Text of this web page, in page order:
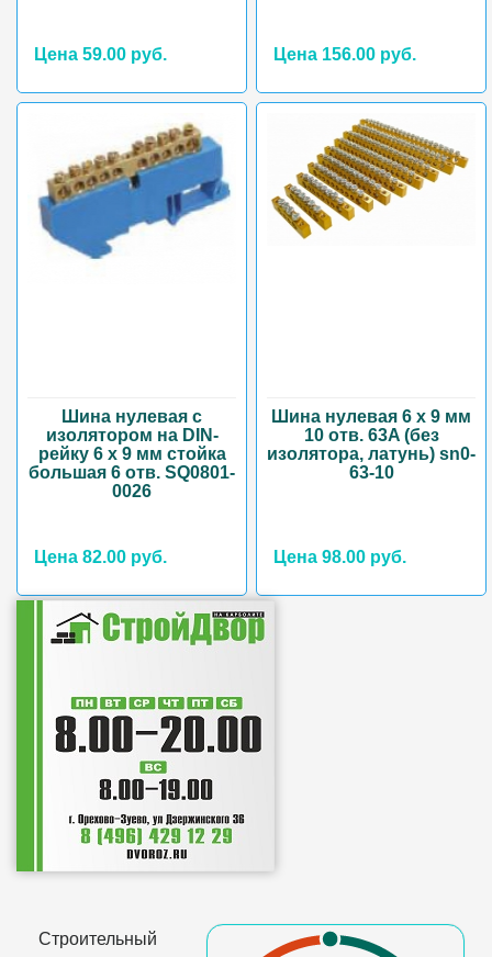
Цена 59.00 руб. Цена 156.00 руб.
Шина нулевая с
изолятором на DIN-
рейку 6 x 9 мм стойка
большая 6 отв. SQ0801-
0026
Цена 82.00 руб.
Шина нулевая 6 х 9 мм
10 отв. 63A (без
изолятора, латунь) sn0-
63-10
Цена 98.00 руб.
Строительный